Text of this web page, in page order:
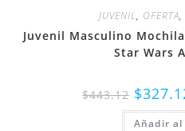
JUVENIL, OFERTA,
Juvenil Masculino
Star Wars
$443.12 $
Añadir